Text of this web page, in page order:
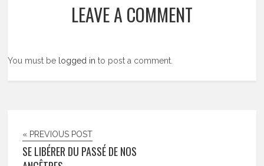
LEAVE A COMMENT
You must be logged in to post a comment.
« PREVIOUS POST
SE LIBÉRER DU PASSÉ DE NOS